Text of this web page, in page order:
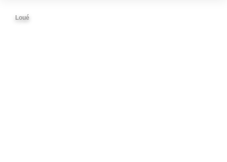
Loué